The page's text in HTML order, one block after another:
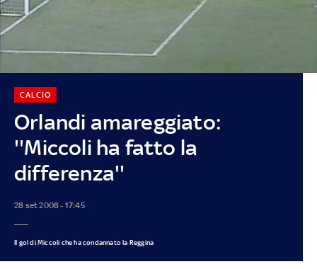
Orlandi amareggiato:
''Miccoli ha fatto la
differenza''
CALCIO
28 set 2008 - 17:45
Il gol di Miccoli che ha condannato la Reggina